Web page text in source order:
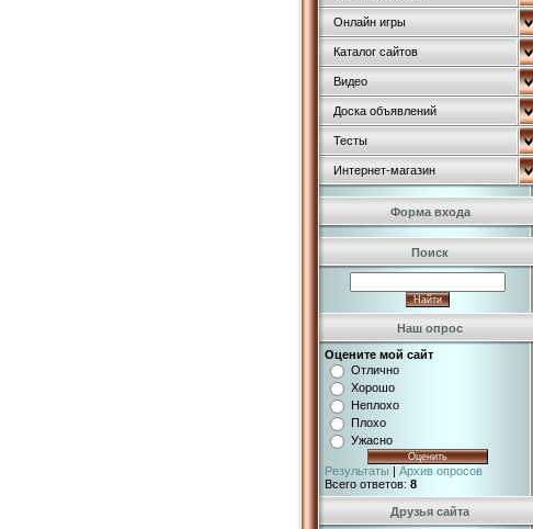
Онлайн игры
Каталог сайтов
Видео
Доска объявлений
Тесты
Интернет-магазин
Форма входа
Поиск
Наш опрос
Оцените мой сайт
Отлично
Хорошо
Неплохо
Плохо
Ужасно
Результаты | Архив опросов
Всего ответов: 8
Друзья сайта